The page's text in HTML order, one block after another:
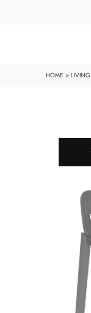
HOME > LIVING